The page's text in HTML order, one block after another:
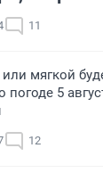
11
мягкой
погоде 5
12